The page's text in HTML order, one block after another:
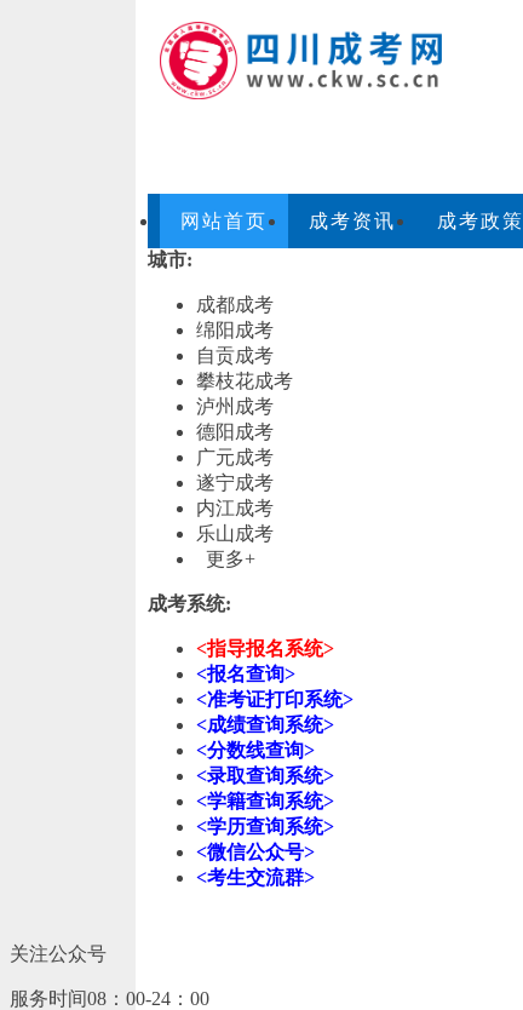
网站首页 成考资讯 成考政策
城市:
成都成考
绵阳成考
自贡成考
攀枝花成考
泸州成考
德阳成考
广元成考
遂宁成考
内江成考
乐山成考
更多+
成考系统:
<指导报名系统>
<报名查询>
<准考证打印系统>
<成绩查询系统>
<分数线查询>
<录取查询系统>
<学籍查询系统>
<学历查询系统>
<微信公众号>
<考生交流群>
关注公众号
服务时间08：00-24：00